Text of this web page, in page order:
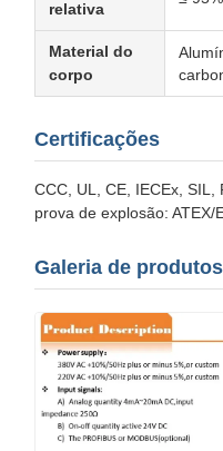
relativa
Material do
corpo
Certificações
CCC, UL, CE, IECEx, SIL,
prova de explosão: ATEX/
Galeria de produtos